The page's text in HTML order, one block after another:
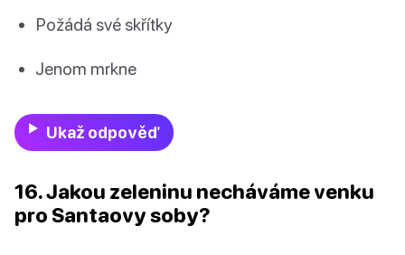
Požádá své skřítky
Jenom mrkne
Ukaž odpověď
16. Jakou zeleninu necháváme venku
pro Santaovy soby?